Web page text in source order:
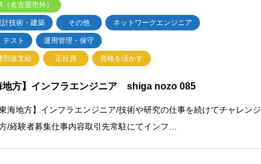
（名古屋市外）
計技術・建築 その他 ネットワークエンジニア
テスト 運用管理・保守
別途支給 正社員 資格を活かす
地方】インフラエンジニア shiga nozo 085
海地方】インフラエンジニア/技術や研究の仕事を続けてチャレンジ
/経験者募集仕事内容取引先常駐にてインフ…